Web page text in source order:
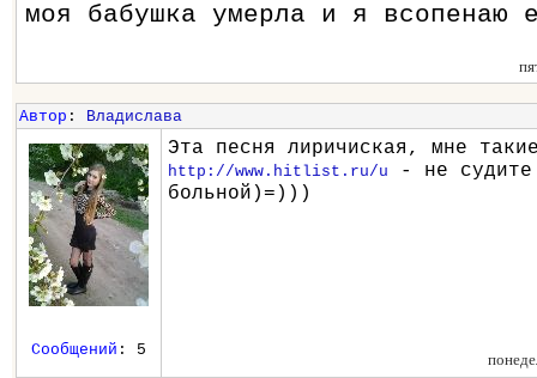
моя бабушка умерла и я всопенаю
Автор : Владислава
Эта песня лиричиская, мне
http://www.hitlist.ru/u
- не
больной)=)))
Сообщений : 5